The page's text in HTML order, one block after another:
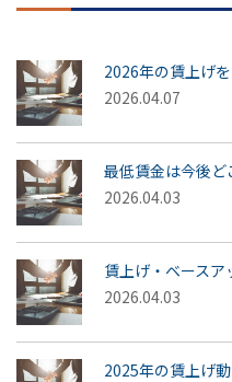
2026年の賃上げ
2026.04.07
最低賃金は今後
2026.04.03
賃上げ・ベース
2026.04.03
2025年の賃上げ